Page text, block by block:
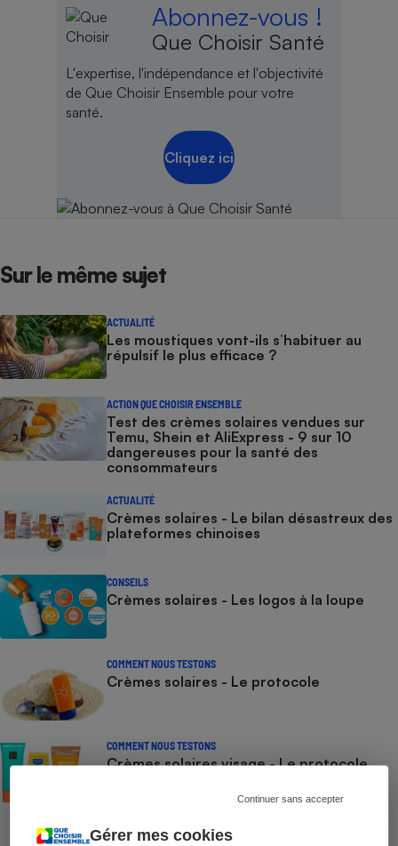
Gérer mes cookies
Continuer sans accepter
Abonnez-vous !
Que Choisir Santé
L'expertise, l'indépendance et l'objectivité
de Que Choisir Ensemble pour votre
santé.
Cliquez ici
Sur le même sujet
ACTUALITÉ
Les moustiques vont-ils s’habituer au
répulsif le plus efficace ?
ACTION QUE CHOISIR ENSEMBLE
Test des crèmes solaires vendues sur
Temu, Shein et AliExpress - 9 sur 10
dangereuses pour la santé des
consommateurs
ACTUALITÉ
Crèmes solaires - Le bilan désastreux des
plateformes chinoises
CONSEILS
Crèmes solaires - Les logos à la loupe
COMMENT NOUS TESTONS
Crèmes solaires - Le protocole
COMMENT NOUS TESTONS
Crèmes solaires visage - Le protocole